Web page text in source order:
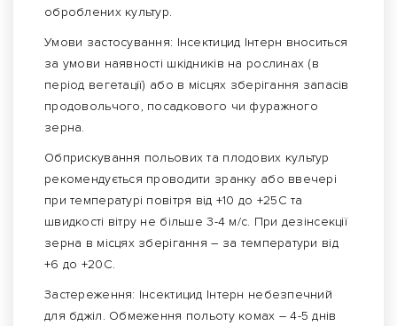
оброблених культур.
Умови застосування: Інсектицид Інтерн вноситься
за умови наявності шкідників на рослинах (в
період вегетації) або в місцях зберігання запасів
продовольчого, посадкового чи фуражного
зерна.
Обприскування польових та плодових культур
рекомендується проводити зранку або ввечері
при температурі повітря від +10 до +25С та
швидкості вітру не більше 3-4 м/с. При дезінсекції
зерна в місцях зберігання – за температури від
+6 до +20С.
Застереження: Інсектицид Інтерн небезпечний
для бджіл. Обмеження польоту комах – 4-5 днів